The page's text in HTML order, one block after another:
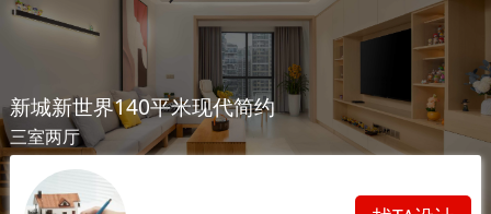
新城新世界140平米现代简约
三室两厅